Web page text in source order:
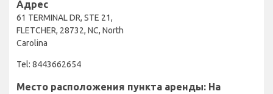
Адрес
61 TERMINAL DR, STE 21,
FLETCHER, 28732, NC, North
Carolina
Tel: 8443662654
Место расположения пункта аренды: На